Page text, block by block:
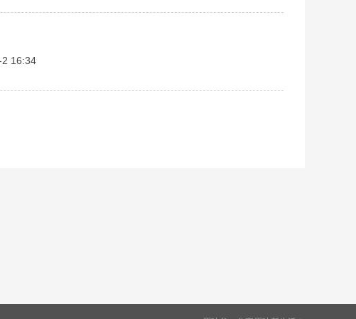
16:34